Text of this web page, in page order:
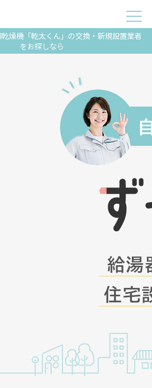
燥機「乾太くん」の交換・新規設置業者
をお探しなら